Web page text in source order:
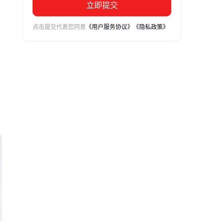
立即提交
点击提交代表您同意 《用户服务协议》 《隐私政策》